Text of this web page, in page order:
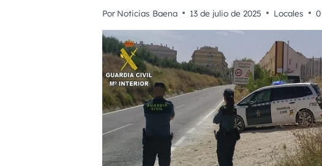
Por Noticias Baena 13 de julio de 2025 Locales